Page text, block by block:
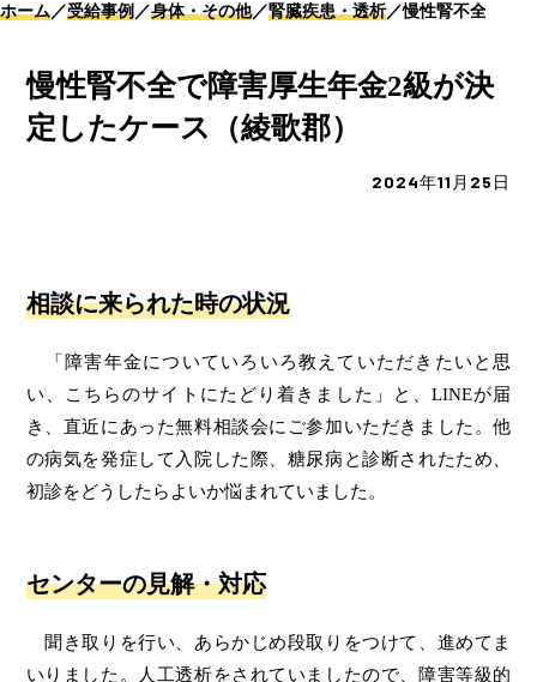
ホーム 受給事例 身体・その他 腎臓疾患・透析 慢性腎不全で障
慢性腎不全で障害厚生年金2級が決
定したケース（綾歌郡）
2024年11月25日
相談に来られた時の状況
「障害年金についていろいろ教えていただきたいと思
い、こちらのサイトにたどり着きました」と、LINEが届
き、直近にあった無料相談会にご参加いただきました。他
の病気を発症して入院した際、糖尿病と診断されたため、
初診をどうしたらよいか悩まれていました。
センターの見解・対応
聞き取りを行い、あらかじめ段取りをつけて、進めてま
いりました。人工透析をされていましたので、障害等級的